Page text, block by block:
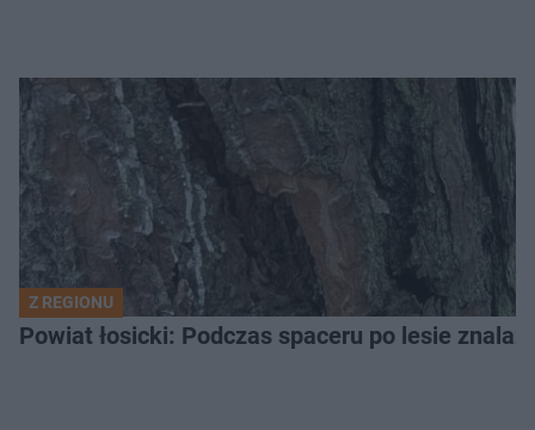
Z REGIONU